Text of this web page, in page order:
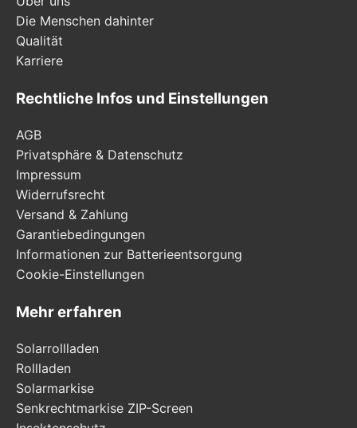
Die Menschen dahinter
Qualität
Karriere
Rechtliche Infos und Einstellungen
AGB
Privatsphäre & Datenschutz
Impressum
Widerrufsrecht
Versand & Zahlung
Garantiebedingungen
Informationen zur Batterieentsorgung
Cookie-Einstellungen
Mehr erfahren
Solarrollladen
Rollladen
Solarmarkise
Senkrechtmarkise ZIP-Screen